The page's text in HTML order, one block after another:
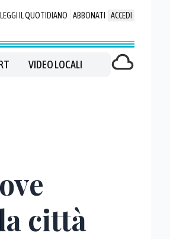
LEGGI IL QUOTIDIANO ABBONATI ACCEDI
VIDEO LOCALI
città